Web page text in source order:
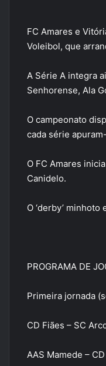
FC Amares e
Voleibol, que
A Série A integra
Senhorense, Ala
O campeonato
cada série
O FC Amares
Canidelo.
O ‘derby’
PROGRAMA DE
Primeira jornada
CD Fiães – SC
AAS Mamede –